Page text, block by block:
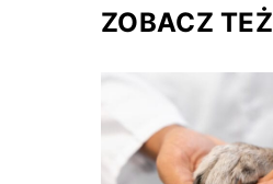
ZOBACZ TEŻ